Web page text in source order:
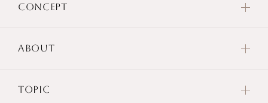
CONCEPT
ABOUT
TOPIC